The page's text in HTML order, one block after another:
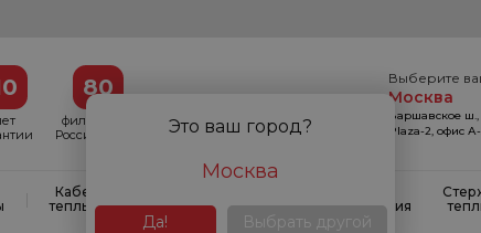
80
филиалов в
России и СНГ
Выберите
Москва
Варшавское ш.,
Plaza-2, офис
Кабельные
теплые полы
маты
антиобледенения
Это ваш город?
Москва
Да! Выбрать другой